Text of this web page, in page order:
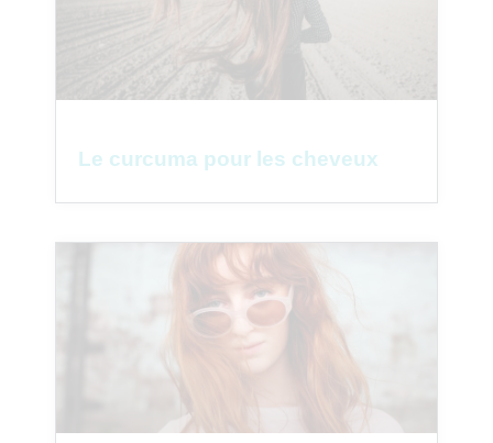
Le curcuma pour les cheveux